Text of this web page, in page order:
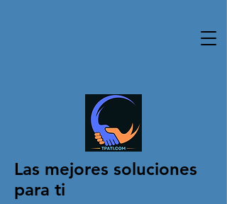
Las mejores soluciones
para ti